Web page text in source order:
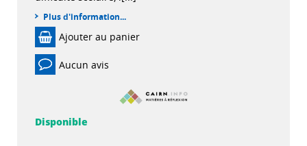
Plus d'information...
Ajouter au panier
Aucun avis
Disponible